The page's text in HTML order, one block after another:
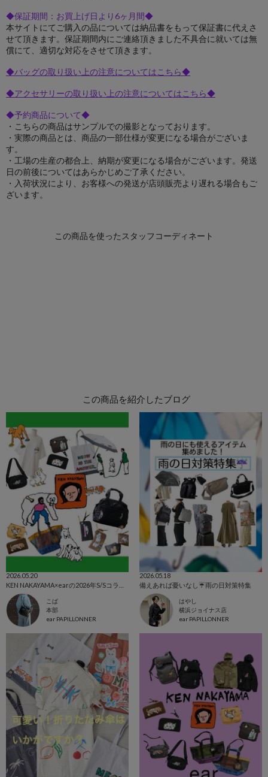
◆保証期間：お買上げ日より6ヶ月間◆
本サイトにてご購入の品については納品書をもって保証書に代えさ
せて頂きます。保証期間内にご連絡頂きました不具合に就いては無
償にて、適切な対応をさせて頂きます。
◆バッグの取り扱い上の注意についてはこちら◆
◆アクセサリーの取り扱い上の注意についてはこちら◆
◆予約商品について◆
・こちらの商品はサンプルでの撮影となっております。
・実際の商品とは、商品の一部仕様が変更になる場合がございま
す。
・工場の生産の都合上、納期が変更になる場合がございます。発送
日の前後についてはあらかじめご了承ください。
・入荷状況により、お客様への発送が店頭販売より遅れる場合もご
ざいます。
この商品を紹介したブログ
2026.05.20
こば
本部
ear PAPILLONNER
2026.05.18
備えあれば憂いなし☔️雨の日対策特集
はやし
横浜ジョイナス店
ear PAPILLONNER